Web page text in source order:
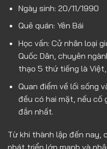
Ngày sinh: 20/11/1990
Quê quán: Yên Bái
Học vấn: Cử nhân loại
Quốc Dân, chuyên
thạo 5 thứ tiếng là Việt,
Quan điểm về lối sống
đều có hai mặt, nếu cố
đắn nhất.
Từ khi thành lập đến nay,